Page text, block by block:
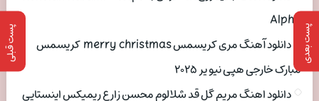
پست بعدی پست قبلی
Alpha
دانلود آهنگ مری کریسمس merry christmas کریسمس
مبارک خارجی هپی نیو یر ۲۰۲۵
دانلود اهنگ مریم گل قد شلالوم محسن زارع ریمیکس اینستایی